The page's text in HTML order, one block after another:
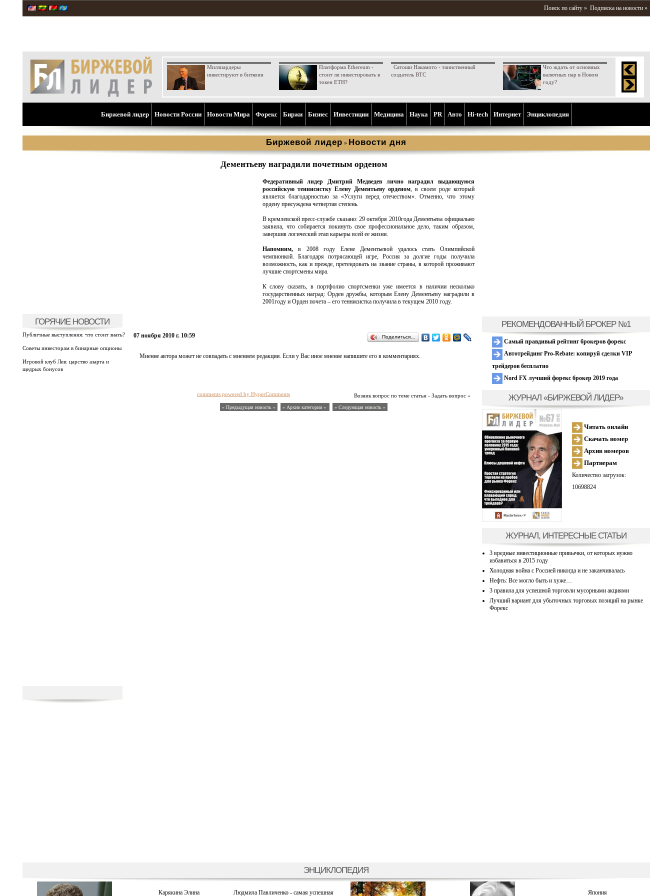
Поиск по сайту » Подписка на новости »
Миллиардеры
инвестируют в биткоин
Платформа Ethereum -
стоит ли инвестировать в
токен ETH?
Сатоши Накамото - таинственный
создатель BTC
Что ждать от основных
валютных пар в Новом
году?
Биржевой лидер Новости России Новости Мира Форекс Биржи Бизнес Инвестиции Медицина Наука PR Aвто Hi-tech Интернет Энциклопедия
Биржевой лидер » Новости дня
ГОРЯЧИЕ НОВОСТИ
Публичные выступления: что стоит знать?
Советы инвесторам в бинарные опционы
Игровой клуб Лев: царство азарта и
щедрых бонусов
Дементьеву наградили почетным орденом
Федеративный лидер Дмитрий Медведев лично наградил выдающуюся
российскую теннисистку Елену Дементьеву орденом, в своем роде который
является благодарностью за «Услуги перед отечеством». Отменно, что этому
ордену присуждена четвертая степень.
В кремлевской пресс-службе сказано: 29 октября 2010года Дементьева официально
заявила, что собирается покинуть свое профессиональное дело, таким образом,
завершив логический этап карьеры всей ее жизни.
Напомним,в 2008 году Елене Дементьевой удалось стать Олимпийской
чемпионкой. Благодаря потрясающей игре, Россия за долгие годы получила
возможность, как и прежде, претендовать на звание страны, в которой проживают
лучшие спортсмены мира.
К слову сказать, в портфолио спортсменки уже имеется в наличии несколько
государственных наград: Орден дружбы, которым Елену Дементьеву наградили в
2001году и Орден почета – его теннисистка получила в текущем 2010 году.
07 ноября 2010 г. 10:59 Поделиться…
Мнение автора может не совпадать с мнением редакции. Если у Вас иное мнение напишите его в комментариях.
Возник вопрос по теме статьи - Задать вопрос »
comments powered by HyperComments
« Предыдущая новость « » Архив категории « » Следующая новость »
РЕКОМЕНДОВАННЫЙ БРОКЕР №1
Самый правдивый рейтинг брокеров форекс
Автотрейдинг Pro-Rebate: копируй сделки VIP
трейдеров бесплатно
Nord FX лучший форекс брокер 2019 года
ЖУРНАЛ «БИРЖЕВОЙ ЛИДЕР»
Читать онлайн
Скачать номер
Архив номеров
Партнерам
Количество загрузок:
10698824
ЖУРНАЛ, ИНТЕРЕСНЫЕ СТАТЬИ
3 вредные инвестиционные привычки, от которых нужно
избавиться в 2015 году
Холодная война с Россией никогда и не заканчивалась
Нефть: Все могло быть и хуже…
3 правила для успешной торговли мусорными акциями
Лучший вариант для убыточных торговых позиций на рынке
Форекс
ЭНЦИКЛОПЕДИЯ
Карякина Элина Людмила Павличенко - самая успешная Япония